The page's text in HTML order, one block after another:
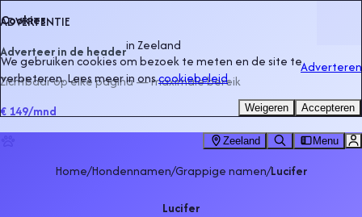
ADVERTENTIE
Adverteer in de headerinZeeland
Zichtbaar op elke pagina — maximale bereik
€ 149/mnd
Adverteren
Zeeland Menu
Home/Hondennamen/Grappige namen/Lucifer
Lucifer
Cookies
We gebruiken cookies om bezoek te meten en de site te
verbeteren. Lees meer in onscookiebeleid.
Weigeren Accepteren